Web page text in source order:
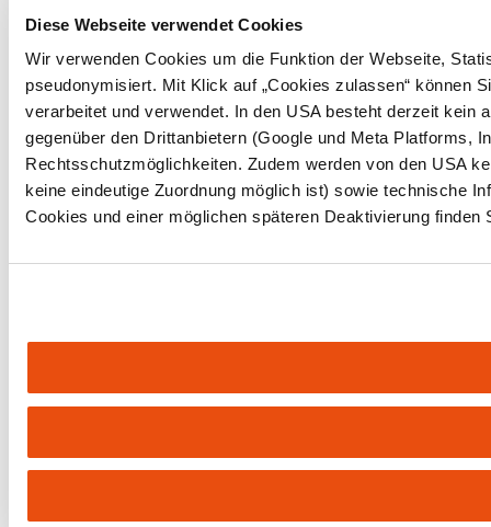
Diese Webseite verwendet Cookies
Wir verwenden Cookies um die Funktion der Webseite,
pseudonymisiert. Mit Klick auf „Cookies zulassen“ können
verarbeitet und verwendet. In den USA besteht derzeit kein
gegenüber den Drittanbietern (Google und Meta Platforms,
Rechtsschutzmöglichkeiten. Zudem werden von den USA
keine eindeutige Zuordnung möglich ist) sowie technische
Cookies und einer möglichen späteren Deaktivierung finden